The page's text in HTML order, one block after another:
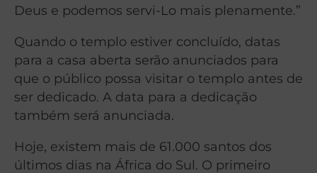
Deus e podemos servi-Lo mais plenamente.”
Quando o templo estiver concluído, datas
para a casa aberta serão anunciados para
que o público possa visitar o templo antes de
ser dedicado. A data para a dedicação
também será anunciada.
Hoje, existem mais de 61.000 santos dos
últimos dias na África do Sul. O primeiro